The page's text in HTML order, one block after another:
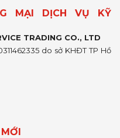
MẠI DỊCH VỤ KỸ
TRADING CO., LTD
do sở KHĐT TP Hồ